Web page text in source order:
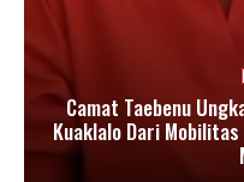
Camat Taebenu
Kuaklalo Dari